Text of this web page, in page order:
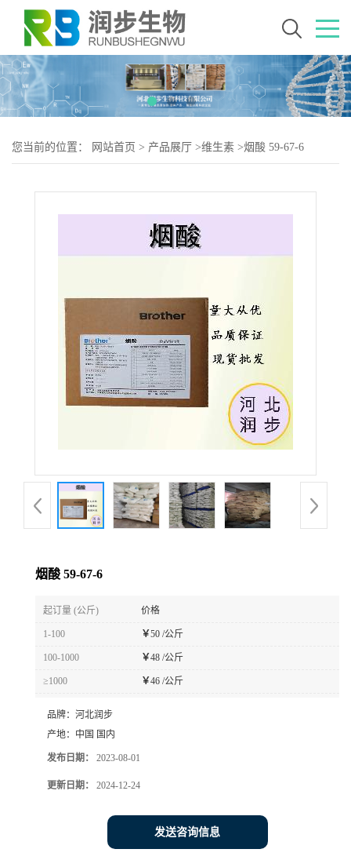
您当前的位置： 网站首页 > 产品展厅 >维生素 >烟酸 59-67-6
烟酸 59-67-6
起订量 (公斤) 价格
1-100 ￥50 /公斤
100-1000 ￥48 /公斤
≥1000 ￥46 /公斤
品牌： 河北润步
产地： 中国 国内
发布日期： 2023-08-01
更新日期： 2024-12-24
发送咨询信息